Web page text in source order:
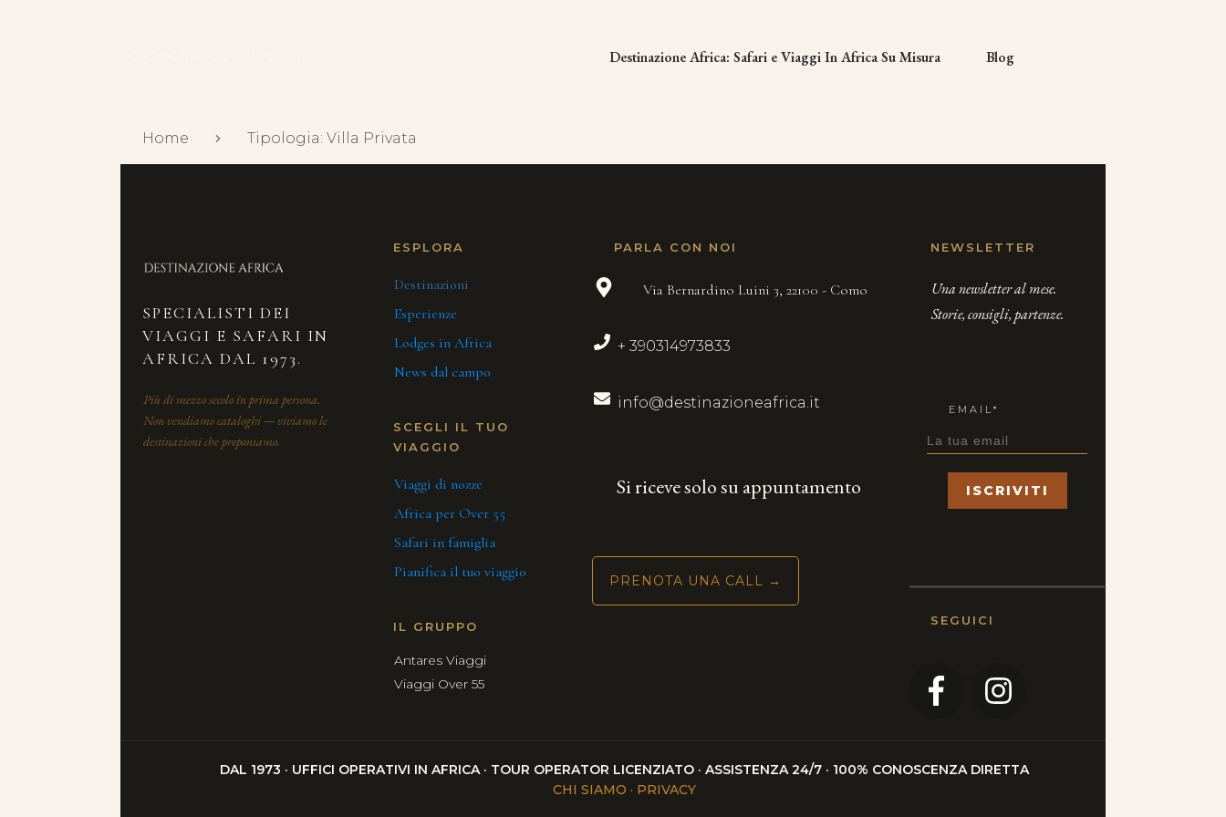
Destinazione Africa: Safari e Viaggi In Africa Su Misura Blog
Home Tipologia: Villa Privata
SPECIALISTI DEI
VIAGGI E SAFARI IN
AFRICA DAL 1973.
Più di mezzo secolo in prima persona.
Non vendiamo cataloghi — viviamo le
destinazioni che proponiamo.
ESPLORA
Destinazioni
Esperienze
Lodges in Africa
News dal campo
SCEGLI IL TUO
VIAGGIO
Viaggi di nozze
Africa per Over 55
Safari in famiglia
Pianifica il tuo viaggio
IL GRUPPO
Antares Viaggi
Viaggi Over 55
PARLA CON NOI
Via Bernardino Luini 3, 22100 - Como
+ 390314973833
info@destinazioneafrica.it
Si riceve solo su appuntamento
PRENOTA UNA CALL →
NEWSLETTER
Una newsletter al mese.
Storie, consigli, partenze.
EMAIL*
ISCRIVITI
SEGUICI
DAL 1973 · UFFICI OPERATIVI IN AFRICA · TOUR OPERATOR LICENZIATO · ASSISTENZA 24/7 · 100% CONOSCENZA DIRETTA
CHI SIAMO · PRIVACY